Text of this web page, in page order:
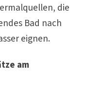
die
Bad nach
eignen.
am